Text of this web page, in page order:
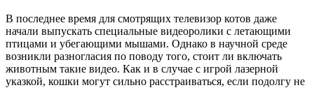
В последнее время для смотрящих телевизор котов даже
начали выпускать специальные видеоролики с летающими
птицами и убегающими мышами. Однако в научной среде
возникли разногласия по поводу того, стоит ли включать
животным такие видео. Как и в случае с игрой лазерной
указкой, кошки могут сильно расстраиваться, если подолгу не